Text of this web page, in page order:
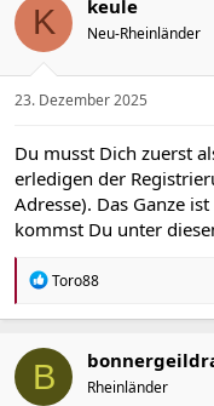
o
e
n
K keule
Neu-Rheinländer
23. Dezember 2025
Du musst Dich zuerst
erledigen der
Adresse). Das Ganze
kommst Du unter
R
a
t
i
o
Toro88
B Rheinländer